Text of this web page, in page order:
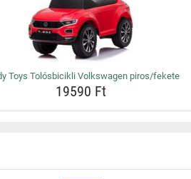
Toys Tolósbicikli Volkswagen piros/fekete
19590 Ft